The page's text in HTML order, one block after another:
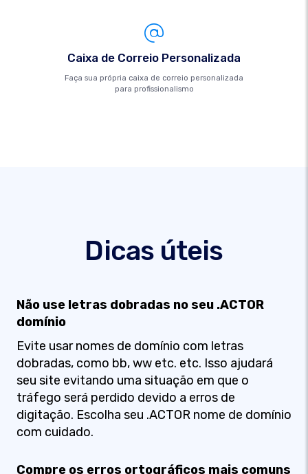
Caixa de Correio Personalizada
Faça sua própria caixa de correio personalizada
para profissionalismo
Dicas úteis
Não use letras dobradas no seu .ACTOR
domínio
Evite usar nomes de domínio com letras
dobradas, como bb, ww etc. etc. Isso ajudará
seu site evitando uma situação em que o
tráfego será perdido devido a erros de
digitação. Escolha seu .ACTOR nome de domínio
com cuidado.
Compre os erros ortográficos mais comuns